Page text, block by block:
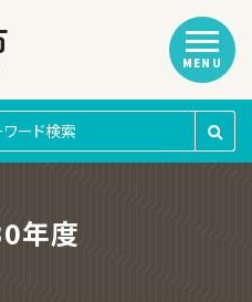
MENU
年度